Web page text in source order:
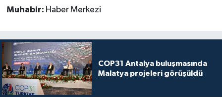
Muhabir: Haber Merkezi
COP31 Antalya buluşmasında
Malatya projeleri görüşüldü